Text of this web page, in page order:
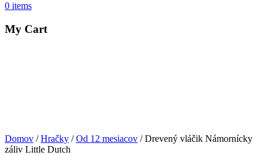
0 items
My Cart
Domov /Hračky /Od 12 mesiacov / Drevený vláčik Námornícky
záliv Little Dutch